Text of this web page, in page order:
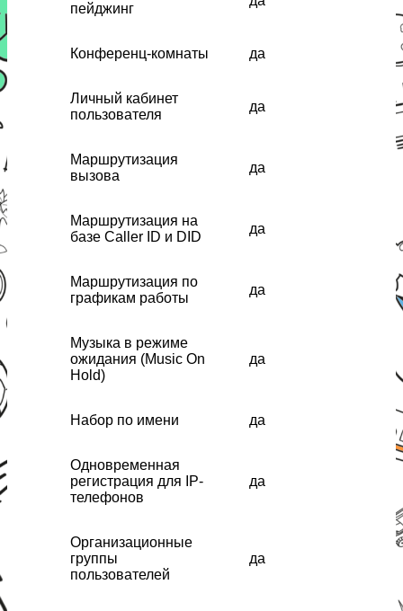
пейджинг
Конференц-комнаты да
Личный кабинет
пользователя
да
Маршрутизация
вызова
да
Маршрутизация на
базе Caller ID и DID
да
Маршрутизация по
графикам работы
да
Музыка в режиме
ожидания (Music On
Hold)
да
Набор по имени да
Одновременная
регистрация для IP-
телефонов
да
Организационные
группы
пользователей
да